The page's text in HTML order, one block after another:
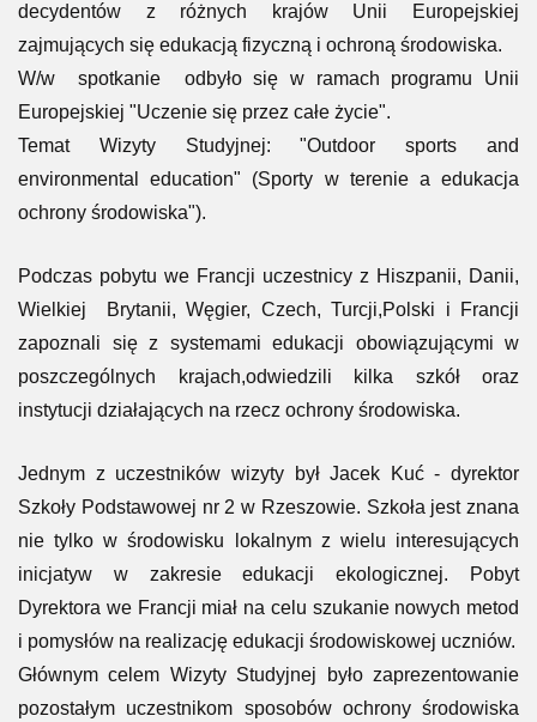
decydentów z różnych krajów Unii Europejskiej
zajmujących się edukacją fizyczną i ochroną środowiska.
W/w spotkanie odbyło się w ramach programu Unii
Europejskiej "Uczenie się przez całe życie".
Temat Wizyty Studyjnej: "Outdoor sports and
environmental education" (Sporty w terenie a edukacja
ochrony środowiska").
Podczas pobytu we Francji uczestnicy z Hiszpanii, Danii,
Wielkiej Brytanii, Węgier, Czech, Turcji,Polski i Francji
zapoznali się z systemami edukacji obowiązującymi w
poszczególnych krajach,odwiedzili kilka szkół oraz
instytucji działających na rzecz ochrony środowiska.
Jednym z uczestników wizyty był Jacek Kuć - dyrektor
Szkoły Podstawowej nr 2 w Rzeszowie. Szkoła jest znana
nie tylko w środowisku lokalnym z wielu interesujących
inicjatyw w zakresie edukacji ekologicznej. Pobyt
Dyrektora we Francji miał na celu szukanie nowych metod
i pomysłów na realizację edukacji środowiskowej uczniów.
Głównym celem Wizyty Studyjnej było zaprezentowanie
pozostałym uczestnikom sposobów ochrony środowiska